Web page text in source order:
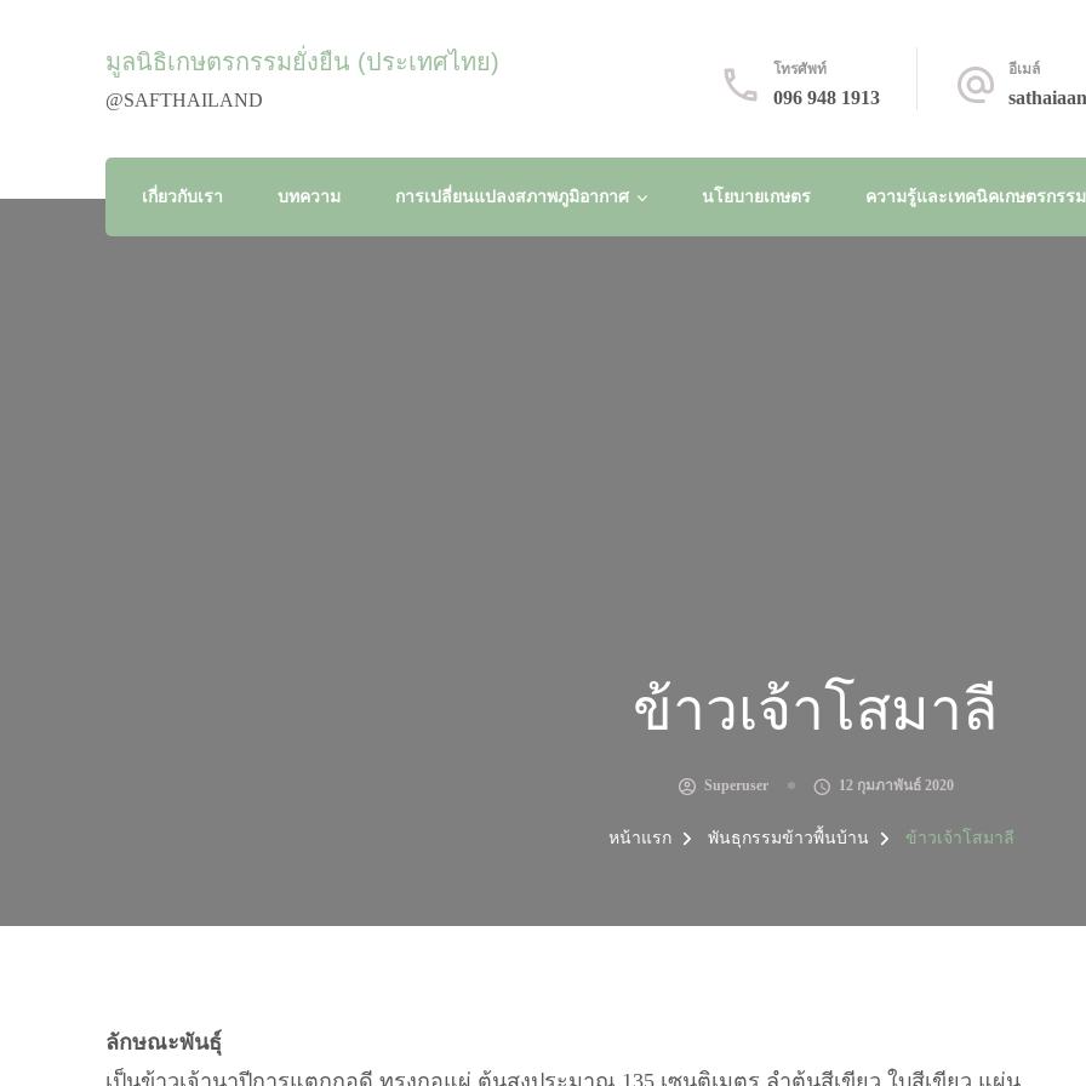
มูลนิธิเกษตรกรรมยั่งยืน (ประเทศไทย)
@SAFTHAILAND
โทรศัพท์
096 948 1913
อีเมล์
เกี่ยวกับเรา บทความ การเปลี่ยนแปลงสภาพภูมิอากาศ นโยบายเกษตร ความรู้และเทคนิคเกษตรกรร
ข้าวเจ้าโสมาลี
Superuser 12 กุมภาพันธ์ 2020
หน้าแรก พันธุกรรมข้าวพื้นบ้าน ข้าวเจ้าโสมาลี
ลักษณะพันธุ์
เป็นข้าวเจ้านาปีการแตกกอดี ทรงกอแผ่ ต้นสูงประมาณ 135 เซนติเมตร ลำต้นสีเขียว ใบสีเขียว แผ่น